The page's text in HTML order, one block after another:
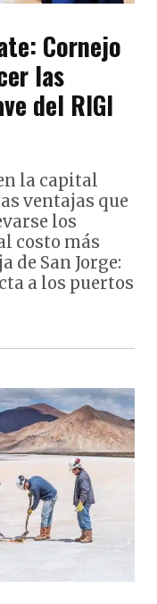
Cornejo
las
del RIGI
la capital
ventajas que
los
costo más
de San Jorge:
a los puertos